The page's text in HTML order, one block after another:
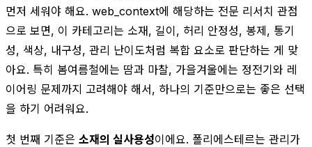
먼저 세워야 해요. web_context에 해당하는 전문 리서치 관점
으로 보면, 이 카테고리는 소재, 길이, 허리 안정성, 봉제, 통기
성, 색상, 내구성, 관리 난이도처럼 복합 요소로 판단하는 게 맞
아요. 특히 봄여름철에는 땀과 마찰, 가을겨울에는 정전기와 레
이어링 문제까지 고려해야 해서, 하나의 기준만으로는 좋은 선택
을 하기 어려워요.
첫 번째 기준은 소재의 실사용성이에요. 폴리에스테르는 관리가